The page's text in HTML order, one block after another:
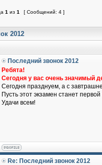
1 из 1
[ Сообщений: 4 ]
2012
Последний звонок 2012
Ребята!
Сегодня у вас очень значимый
Сегодня празднуем, а с
Пусть этот экзамен станет
Удачи всем!
Re: Последний звонок 2012